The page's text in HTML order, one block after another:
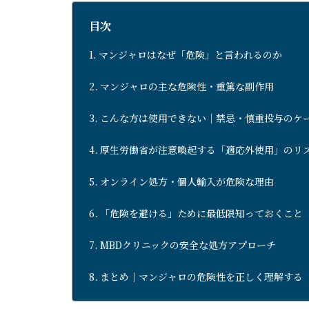
目次
マンジャロはなぜ「危険」と言われるのか
マンジャロの主な危険性・重篤な副作用
こんな方は使用できない｜禁忌・慎重投与のケ
厚生労働省が注意喚起する「適応外使用」のリ
オンライン処方・個人輸入が危険な理由
「危険を避ける」ために最低限知っておくこと
MBDクリニックの安全な処方アプローチ
まとめ｜マンジャロの危険性を正しく理解する